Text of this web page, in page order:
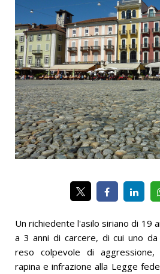
Un richiedente l'asilo siriano di 19
a 3 anni di carcere, di cui uno
reso colpevole di
rapina e infrazione alla Legge